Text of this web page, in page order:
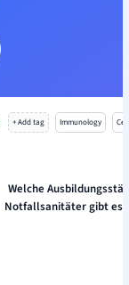
+ Add tag Immunology
Welche
Notfallsanitäter gibt es